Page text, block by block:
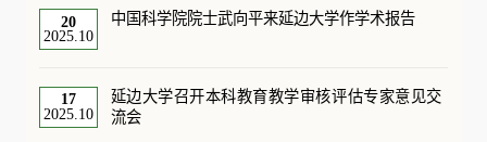
20
2025.10
中国科学院院士武向平来延边大学作学术报告
17
2025.10
延边大学召开本科教育教学审核评估专家意见交
流会